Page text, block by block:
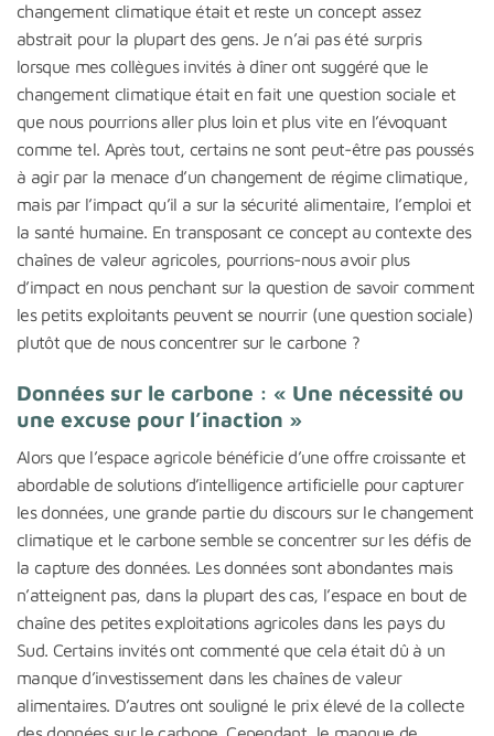
changement climatique était et reste un concept assez
abstrait pour la plupart des gens. Je n’ai pas été surpris
lorsque mes collègues invités à dîner ont suggéré que le
changement climatique était en fait une question sociale et
que nous pourrions aller plus loin et plus vite en l’évoquant
comme tel. Après tout, certains ne sont peut-être pas poussés
à agir par la menace d’un changement de régime climatique,
mais par l’impact qu’il a sur la sécurité alimentaire, l’emploi et
la santé humaine. En transposant ce concept au contexte des
chaînes de valeur agricoles, pourrions-nous avoir plus
d’impact en nous penchant sur la question de savoir comment
les petits exploitants peuvent se nourrir (une question sociale)
plutôt que de nous concentrer sur le carbone ?
Données sur le carbone : « Une nécessité ou
une excuse pour l’inaction »
Alors que l’espace agricole bénéficie d’une offre croissante et
abordable de solutions d’intelligence artificielle pour capturer
les données, une grande partie du discours sur le changement
climatique et le carbone semble se concentrer sur les défis de
la capture des données. Les données sont abondantes mais
n’atteignent pas, dans la plupart des cas, l’espace en bout de
chaîne des petites exploitations agricoles dans les pays du
Sud. Certains invités ont commenté que cela était dû à un
manque d’investissement dans les chaînes de valeur
alimentaires. D’autres ont souligné le prix élevé de la collecte